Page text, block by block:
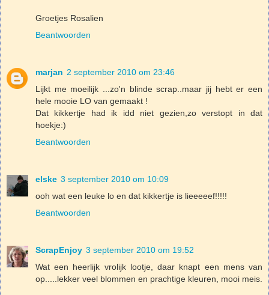
Groetjes Rosalien
Beantwoorden
marjan 2 september 2010 om 23:46
Lijkt me moeilijk ...zo'n blinde scrap..maar jij hebt er een
hele mooie LO van gemaakt !
Dat kikkertje had ik idd niet gezien,zo verstopt in dat
hoekje:)
Beantwoorden
elske 3 september 2010 om 10:09
ooh wat een leuke lo en dat kikkertje is lieeeeef!!!!!
Beantwoorden
ScrapEnjoy 3 september 2010 om 19:52
Wat een heerlijk vrolijk lootje, daar knapt een mens van
op.....lekker veel blommen en prachtige kleuren, mooi meis.